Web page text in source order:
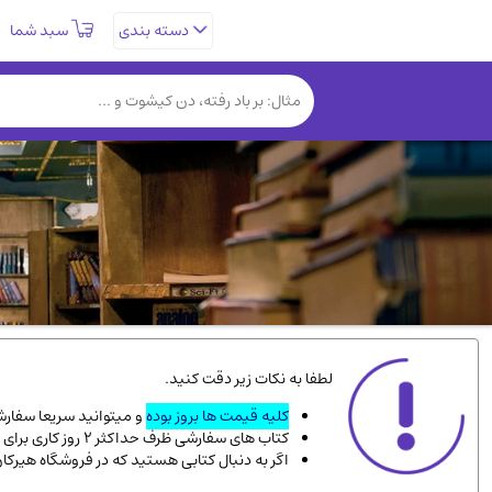
دسته بندی سبد شما
کتب نادر و کمیاب(19)
فلسفه و جامعه شناسی(151)
دانشگاهی و آموزشی(534)
ورزشی و تربیت بدنی
سیاسی(116)
کتاب های مصور رنگی و گلاسه(23)
دایره المعارف و فرهنگ
سینما و فیلم
زندگینامه شهدا
لطفا به نکات زیر دقت کنید.
کلیه قیمت ها بروز بودهو میتوانید سریعا
کتاب های سفارشی ظرف حداکثر 2 روز کاری برای پست پیشتاز، و 3 روز کاری برای پست سفارشی، به دست شما میرسد.
اگر به دنبال کتابی هستید که در فروشگاه